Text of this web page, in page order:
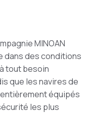
MINOAN
dans des conditions
tout besoin
que les navires de
entièrement équipés
les plus